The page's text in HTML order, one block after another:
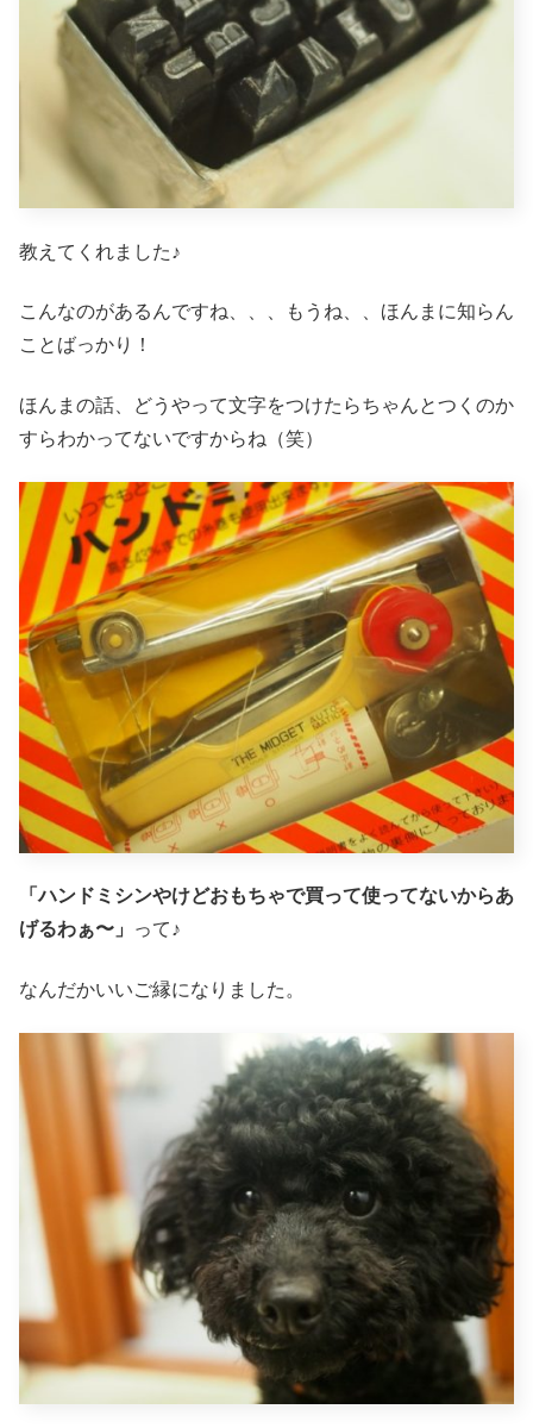
教えてくれました♪
こんなのがあるんですね、、、もうね、、ほんまに知らん
ことばっかり！
ほんまの話、どうやって文字をつけたらちゃんとつくのか
すらわかってないですからね（笑）
「ハンドミシンやけどおもちゃで買って使ってないからあ
げるわぁ〜」
って♪
なんだかいいご縁になりました。